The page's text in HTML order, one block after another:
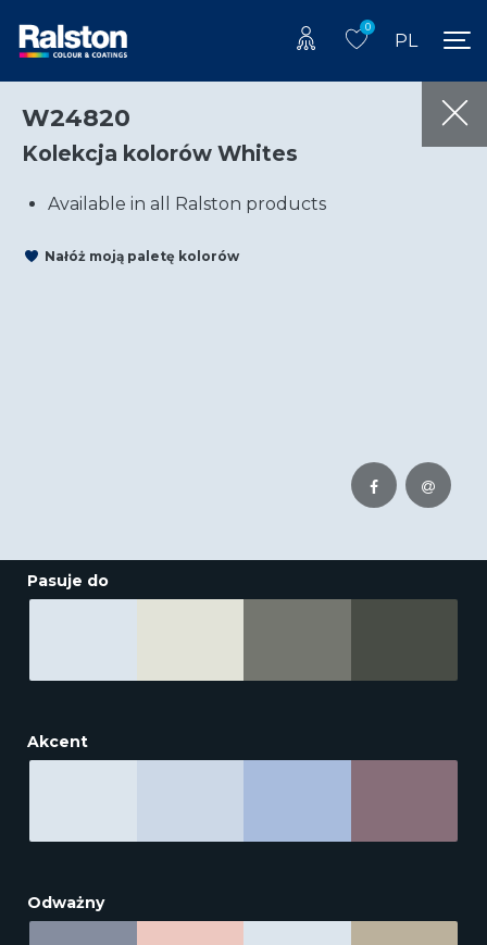
0
PL
W24820
Kolekcja kolorów Whites
Available in all Ralston products
Nałóż moją paletę kolorów
Pasuje do
Akcent
Odważny